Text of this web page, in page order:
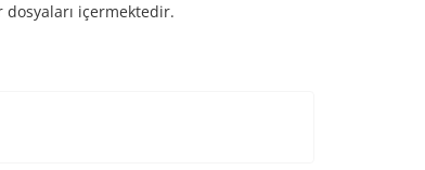
içermektedir.